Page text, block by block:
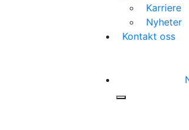
Karriere
Nyheter
Kontakt oss